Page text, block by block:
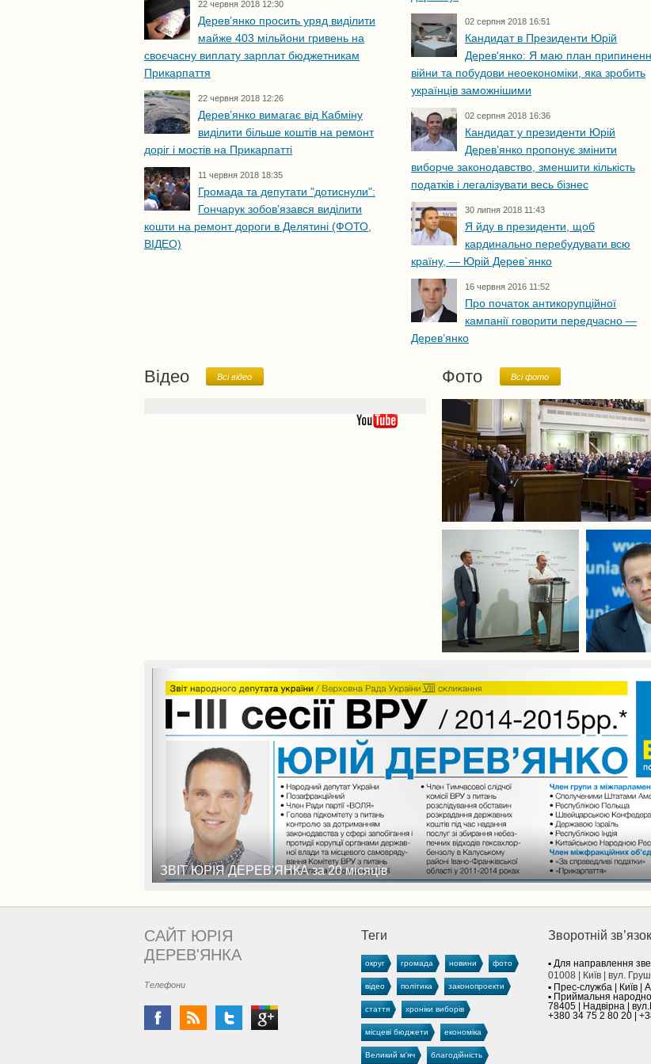
22 червня 2018 12:30
Дерев’янко просить уряд виділити
майже 403 мільйони гривень на
своєчасну виплату зарплат бюджетникам
Прикарпаття
22 червня 2018 12:26
Дерев’янко вимагає від Кабміну
виділити більше коштів на ремонт
доріг і мостів на Прикарпатті
11 червня 2018 18:35
Громада та депутати "дотиснули":
Гончарук зобов’язався виділити
кошти на ремонт дороги в Делятині (ФОТО,
ВІДЕО)
02 серпня 2018 16:51
Кандидат в Президенти Юрій
Дерев'янко: Я маю план
війни та побудови неоекономіки, яка зробить
українців заможнішими
02 серпня 2018 16:36
Кандидат у президенти Юрій
Дерев’янко пропонує змінити
виборче законодавство, зменшити кількість
податків і легалізувати весь бізнес
30 липня 2018 11:43
Я йду в президенти, щоб
кардинально перебудувати всю
країну, — Юрій Дерев`янко
16 червня 2016 11:52
Про початок антикорупційної
кампанії говорити передчасно —
Дерев’янко
Відео Всi вiдео Фото Всi фото
ЗВІТ ЮРІЯ ДЕРЕВ'ЯНКА за 20 місяців
САЙТ ЮРІЯ
ДЕРЕВ'ЯНКА
Телефони
Теги
округ громада новини фото
відео політика законопроекти
стаття хроніки виборів
місцеві бюджети економіка
Великий м'яч благодійність
Зворотнiй зв’язок
▪︎ Для направлення
01008 | Київ | вул.
▪︎ Прес-служба | Київ |
▪︎ Приймальня
78405 | Надвірна |
+380 34 75 2 80 20 |